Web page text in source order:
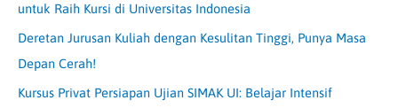
untuk Raih Kursi di Universitas Indonesia
Deretan Jurusan Kuliah dengan Kesulitan Tinggi, Punya Masa
Depan Cerah!
Kursus Privat Persiapan Ujian SIMAK UI: Belajar Intensif